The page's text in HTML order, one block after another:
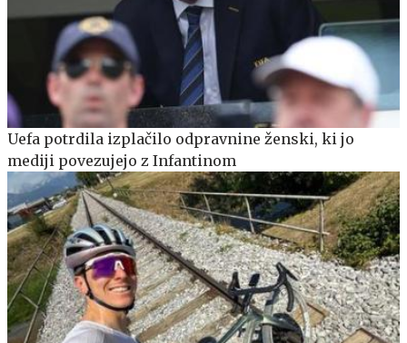
Uefa potrdila izplačilo odpravnine ženski, ki jo
mediji povezujejo z Infantinom